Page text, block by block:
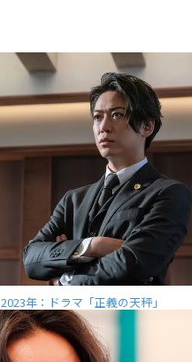
2023年：ドラマ「正義の天秤」